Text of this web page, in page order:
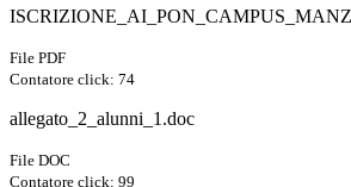
File PDF
Contatore click: 74
allegato_2_alunni_1.doc
File DOC
Contatore click: 99